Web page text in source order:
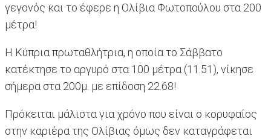
γεγονός και το έφερε η Ολίβια Φωτοπούλου στα 200
μέτρα!
Η Κύπρια πρωταθλήτρια, η οποία το Σάββατο
κατέκτησε το αργυρό στα 100 μέτρα (11.51), νίκησε
σήμερα στα 200μ. με επίδοση 22.68!
Πρόκειται μάλιστα για χρόνο που είναι ο κορυφαίος
στην καριέρα της Ολίβιας όμως δεν καταγράφεται